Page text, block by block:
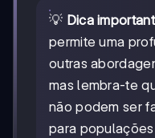
💡 Dica
permite uma
outras
mas lembra-te
não podem ser
para